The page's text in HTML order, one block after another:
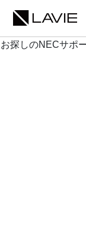
お探しのNECサポ